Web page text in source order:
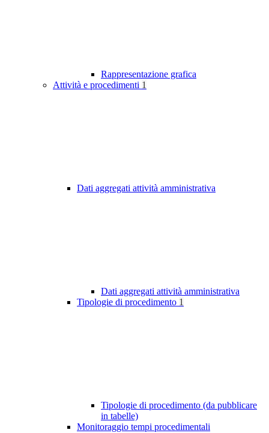
Rappresentazione grafica
Attività e procedimenti 1
Dati aggregati attività amministrativa
Dati aggregati attività amministrativa
Tipologie di procedimento 1
Tipologie di procedimento (da pubblicare
in tabelle)
Monitoraggio tempi procedimentali